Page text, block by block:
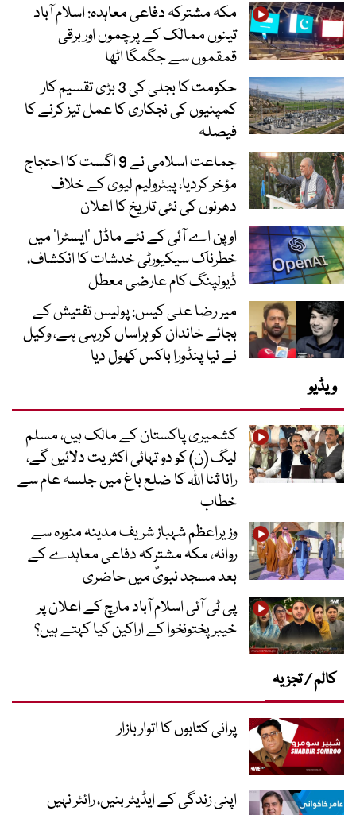
مکہ مشترکہ دفاعی معاہدہ: اسلام آباد
تینوں ممالک کے پرچموں اور برقی
قمقموں سے جگمگا اٹھا
حکومت کا بجلی کی 3 بڑی تقسیم کار
کمپنیوں کی نجکاری کا عمل تیز کرنے کا
فیصلہ
جماعت اسلامی نے 9 اگست کا احتجاج
مؤخر کردیا، پیٹرولیم لیوی کے خلاف
دھرنوں کی نئی تاریخ کا اعلان
اوپن اے آئی کے نئے ماڈل ’ایسٹرا‘ میں
خطرناک سیکیورٹی خدشات کا انکشاف،
ڈیولپنگ کام عارضی معطل
میر رضا علی کیس: پولیس تفتیش کے
بجائے خاندان کو ہراساں کررہی ہے، وکیل
نے نیا پنڈورا باکس کھول دیا
ویڈیو
کشمیری پاکستان کے مالک ہیں، مسلم
لیگ (ن) کو دو تہائی اکثریت دلائیں گے،
رانا ثنا اللہ کا ضلع باغ میں جلسہ عام سے
خطاب
وزیراعظم شہباز شریف مدینہ منورہ سے
روانہ، مکہ مشترکہ دفاعی معاہدے کے
بعد مسجد نبویؐ میں حاضری
پی ٹی آئی اسلام آباد مارچ کے اعلان پر
خیبر پختونخوا کے اراکین کیا کہتے ہیں؟
کالم / تجزیہ
پرانی کتابوں کا اتوار بازار
اپنی زندگی کے ایڈیٹر بنیں، رائٹر نہیں